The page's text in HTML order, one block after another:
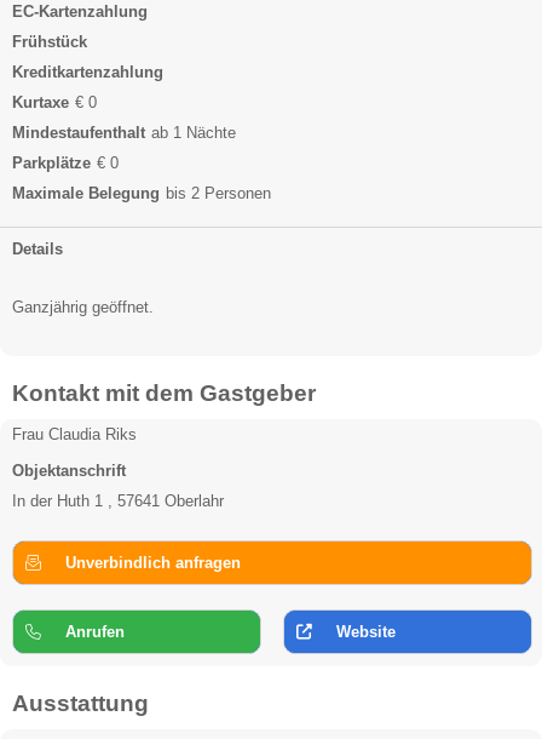
EC-Kartenzahlung
Frühstück
Kreditkartenzahlung
Kurtaxe € 0
Mindestaufenthalt ab 1 Nächte
Parkplätze € 0
Maximale Belegung bis 2 Personen
Details
Ganzjährig geöffnet.
Kontakt mit dem Gastgeber
Frau Claudia Riks
Objektanschrift
In der Huth 1 , 57641 Oberlahr
Unverbindlich anfragen
Anrufen Website
Ausstattung